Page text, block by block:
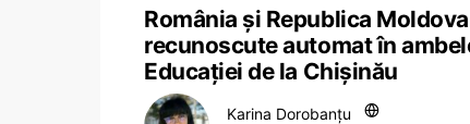
România și Republica
recunoscute automat în
Educației de la Chișinău
Karina Dorobanțu